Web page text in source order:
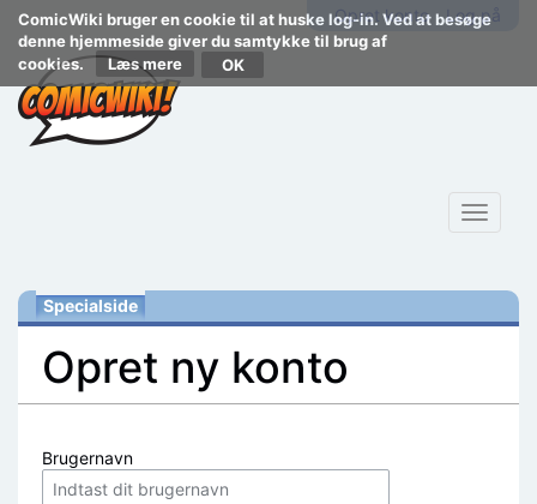
ComicWiki bruger en cookie til at huske log-in. Ved at besøge
denne hjemmeside giver du samtykke til brug af
cookies.
Læs mere
Opret konto Log på
Toggle
Specialside
Opret ny konto
Brugernavn